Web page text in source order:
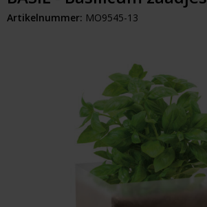
Tassen & Reizen
Beurs & Event
Sleutelhangers & Tools
Huis & Lifestyle
Kerst
Alle geefmomenten
Alle merken
Artikelnummer: MO9545-13